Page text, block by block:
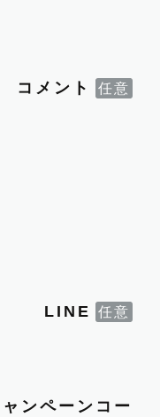
コメント
LINE
ンペーンコー